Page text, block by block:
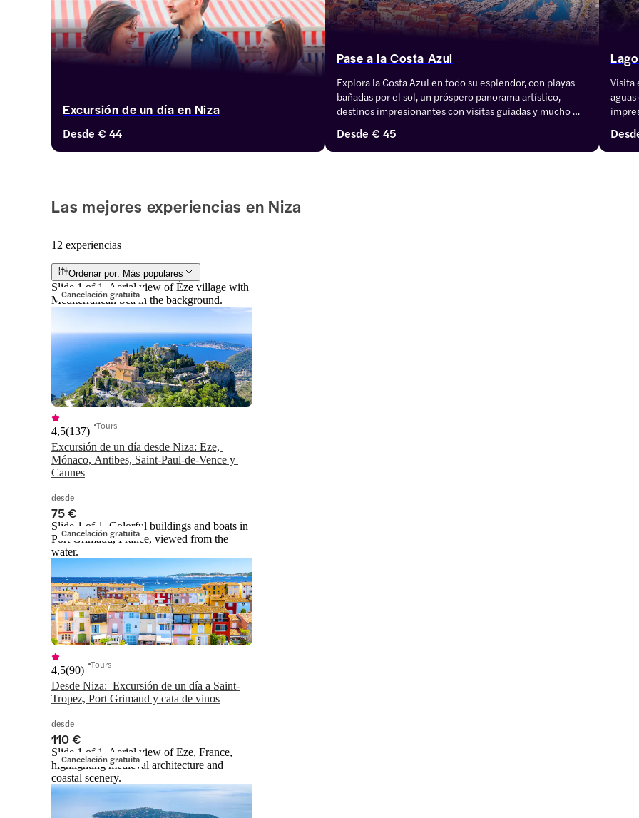
Excursión de un día en Niza
Desde € 44
Pase a la Costa Azul
Explora la Costa Azul en todo su esplendor, con playas
bañadas por el sol, un próspero panorama artístico,
destinos impresionantes con visitas guiadas y mucho
Galerías Lafayette y recorre los Museos de Renoir y
Picasso.
Desde € 45
Visita
Las mejores experiencias en Niza
12 experiencias
Ordenar por: Más populares
Cancelación gratuita
Slide 1 of 1, Aerial view of Èze village with
Mediterranean Sea in the background.
Excursión de un día desde Niza: Éze,
Mónaco, Antibes, Saint-Paul-de-Vence y
Cannes
4,5(137) Tours
desde
75 €
Cancelación gratuita
Slide 1 of 1, Colorful buildings and boats in
Port Grimaud, France, viewed from the
water.
Desde Niza:  Excursión de un día a Saint-
Tropez, Port Grimaud y cata de vinos
4,5(90) Tours
desde
110 €
Cancelación gratuita
Slide 1 of 1, Aerial view of Eze, France,
highlighting medieval architecture and
coastal scenery.